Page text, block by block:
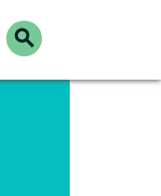
search